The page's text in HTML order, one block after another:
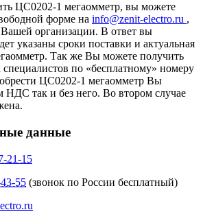
ЦС0202-1 мегаомметр, вы можете
форме на info@zenit-electro.ru ,
организации. В ответ вы
указаны сроки поставки и актуальная
Так же Вы можете получить
по «бесплатному» номеру
ЦС0202-1 мегаомметр Вы
НДС так и без него. Во втором случае
данные
21-15
55 (звонок по России бесплатный)